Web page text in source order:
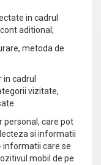
in cadrul
aditional;
metoda de
cadrul
vizitate,
personal, care pot
si informatii
informatii care se
mobil de pe